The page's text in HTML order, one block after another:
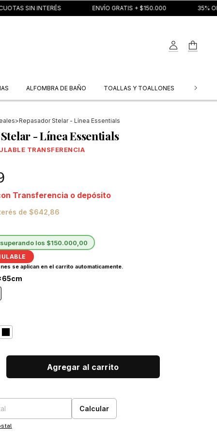
ENVÍO GRATIS + $150.000 35% OFF
ALFOMBRA DE BAÑO TOALLAS Y TOALLONES
>Repasador Stelar - Línea Essentials
- Línea Essentials
Transferencia o depósito
de $642,86
superando los $150.000,00
Calcular